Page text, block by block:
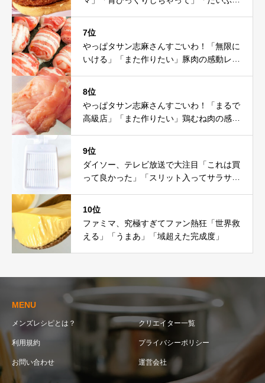
7位
やっぱタサン志麻さんすごいわ！「無限に
いける」「また作りたい」豚肉の感動レシ
8位
やっぱタサン志麻さんすごいわ！「まるで
高級店」「また作りたい」鶏むね肉の感動
9位
ダイソー、テレビ放送で大注目「これは買
って良かった」「スリット入ってサラサ
10位
ファミマ、究極すぎてファン熱狂「世界救
える」「うまあ」「域超えた完成度」
MENU
メンズレシピとは？ クリエイター一覧
利用規約 プライバシーポリシー
お問い合わせ 運営会社